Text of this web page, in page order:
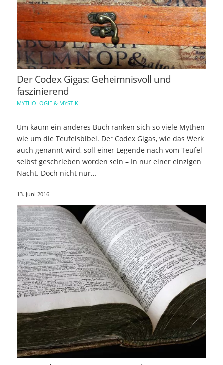
Der Codex Gigas: Geheimnisvoll und
faszinierend
MYTHOLOGIE & MYSTIK
Um kaum ein anderes Buch ranken sich so viele Mythen
wie um die Teufelsbibel. Der Codex Gigas, wie das Werk
auch genannt wird, soll einer Legende nach vom Teufel
selbst geschrieben worden sein – In nur einer einzigen
Nacht. Doch nicht nur…
13. Juni 2016